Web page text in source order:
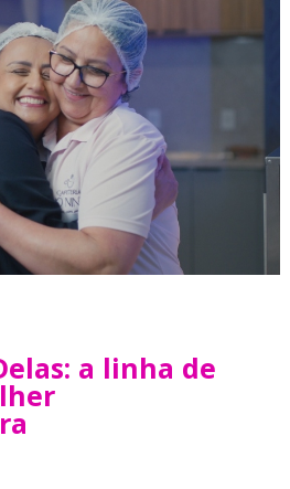
a linha de